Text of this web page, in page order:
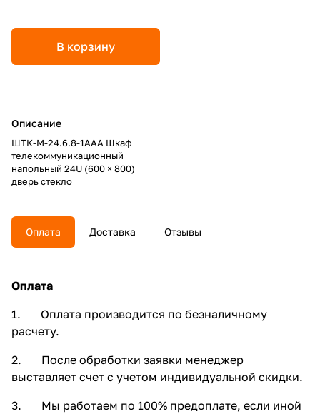
В корзину
Описание
ШТК-М-24.6.8-1ААА Шкаф
телекоммуникационный
напольный 24U (600 × 800)
дверь стекло
Оплата Доставка Отзывы
Оплата
1. Оплата производится по безналичному
расчету.
2. После обработки заявки менеджер
выставляет счет с учетом индивидуальной скидки.
3. Мы работаем по 100% предоплате, если иной